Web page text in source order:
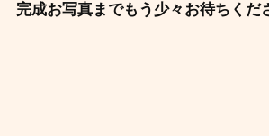
完成お写真までもう少々お待ちくだ